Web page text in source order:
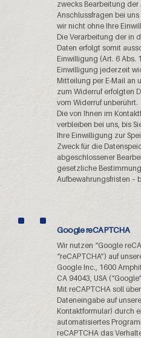
zwecks Bearbeitung der
Anschlussfragen bei
wir nicht ohne Ihre
Die Verarbeitung der in
Daten erfolgt somit
Einwilligung (Art. 6 Abs.
Einwilligung jederzeit
Mitteilung per E-Mail an
zum Widerruf erfolgten
vom Widerruf unberührt.
Die von Ihnen im
verbleiben bei uns, bis
Ihre Einwilligung zur
Zweck für die
abgeschlossener
gesetzliche
Aufbewahrungsfristen –
Google reCAPTCHA
Wir nutzen “Google
“reCAPTCHA”) auf
Google Inc., 1600
CA 94043, USA
Mit reCAPTCHA soll
Dateneingabe auf
Kontaktformular) durch
automatisiertes
reCAPTCHA das